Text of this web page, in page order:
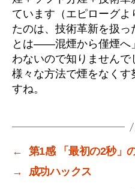
ています（エピローグ
たのは、技術革新を扱
とは――混煙から僅煙へ
わないので知りませんで
様々な方法で煙をなく
すね。
←
第1感 「最初の2秒」
→
成功ハックス